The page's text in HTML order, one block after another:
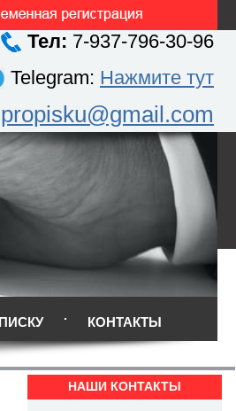
Тел: 7-937-796-30-96
Telegram: Нажмите тут
КОНТАКТЫ
НАШИ КОНТАКТЫ